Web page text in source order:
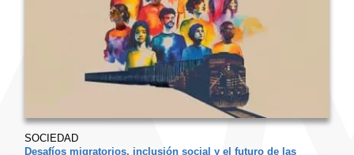
SOCIEDAD
Desafíos migratorios, inclusión social y el futuro de las